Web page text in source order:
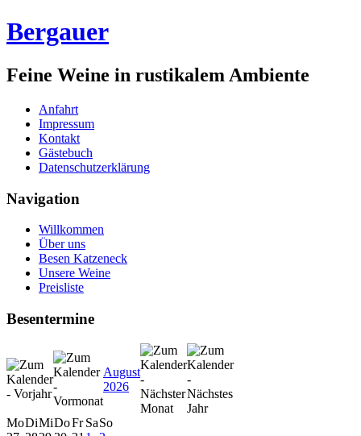
Bergauer
Feine Weine in rustikalem Ambiente
Anfahrt
Impressum
Kontakt
Gästebuch
Datenschutzerklärung
Navigation
Willkommen
Über uns
Besen Katzeneck
Unsere Weine
Preisliste
Besentermine
August
2026
MoDiMiDoFr SaSo